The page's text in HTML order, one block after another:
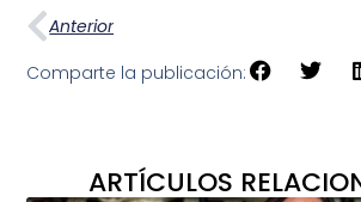
Anterior
Comparte la publicación:
ARTÍCULOS